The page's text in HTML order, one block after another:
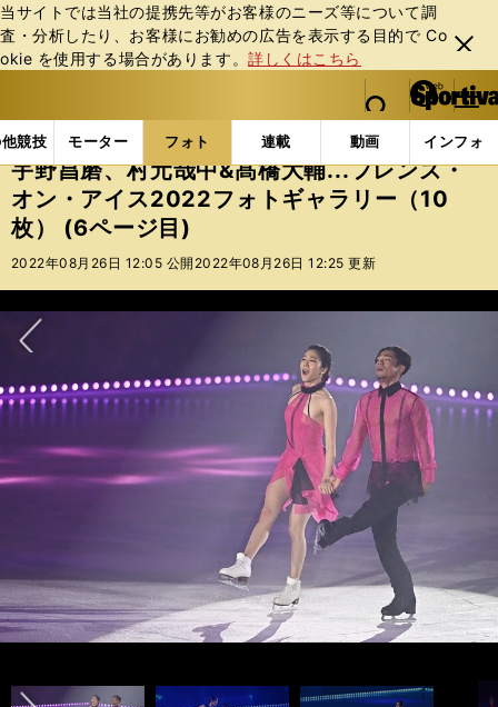
当サイトでは当社の提携先等がお客様のニーズ等について調
査・分析したり、お客様にお勧めの広告を表⽰する⽬的で Co
okie を使⽤する場合があります。詳しくはこちら
閉じ
る
web Sportiva (webスポルティーバ)
検索
マイペ
ー
ジ
メニュ
競技 モーター フォト 連載 動画 インフォ
b
ス
ポ
ル
テ
ー
バ
フォトギャラリー 宇野昌磨、村元哉中&髙橋大輔...フ
宇野昌磨、村元哉中&髙橋大輔...フレンズ・
オン・アイス2022フォトギャラリー（10
枚） (6ページ目)
2022年08月26日 12:05 公開 2022年08月26日 12:25 更新
次へ
宇野昌磨
photo by Noto Sunao（a presto）
村元哉中&髙橋大輔
荒川静香
宮原知子
前へ